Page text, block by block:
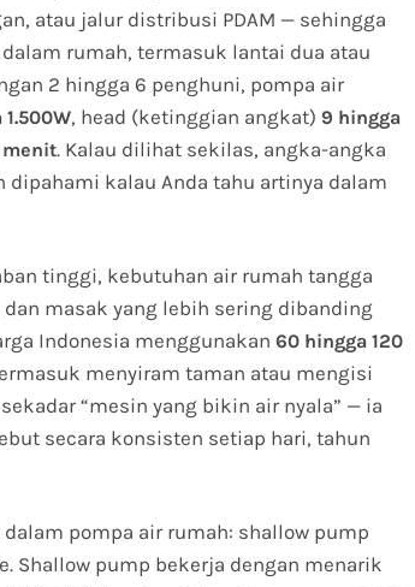
atau jalur distribusi PDAM — sehingga
rumah, termasuk lantai dua atau
2 hingga 6 penghuni, pompa air
1.500W, head (ketinggian angkat) 9 hingga
menit. Kalau dilihat sekilas, angka-angka
kalau Anda tahu artinya dalam
tinggi, kebutuhan air rumah tangga
masak yang lebih sering dibanding
Indonesia menggunakan 60 hingga 120
menyiram taman atau mengisi
“mesin yang bikin air nyala” — ia
secara konsisten setiap hari, tahun
pompa air rumah: shallow pump
Shallow pump bekerja dengan menarik